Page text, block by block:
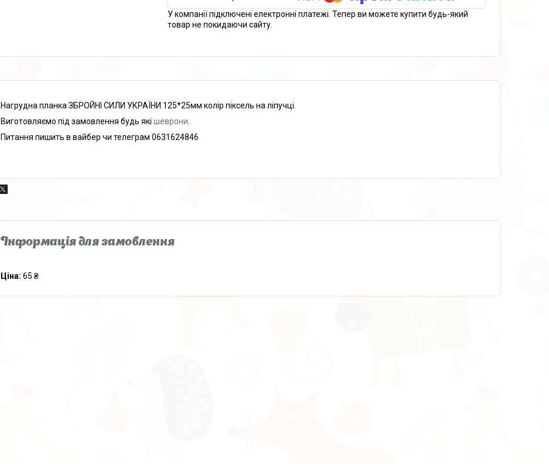
У компанії підключені електронні платежі. Тепер ви можете купити будь-який
товар не покидаючи сайту.
Нагрудна планка ЗБРОЙНІ СИЛИ УКРАЇНИ 125*25мм колір піксель на ліпучці.
Виготовляємо під замовлення будь які шеврони
Питання пишить в вайбер чи телеграм 0631624846
Інформація для замовлення
Ціна: 65 ₴